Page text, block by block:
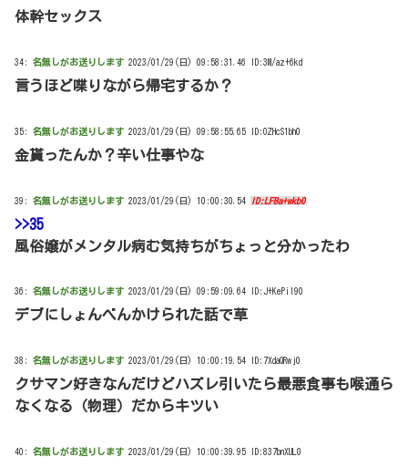
体幹セックス
34: 名無しがお送りします 2023/01/29(日) 09:58:31.46 ID:3M/az+6kd
言うほど喋りながら帰宅するか？
35: 名無しがお送りします 2023/01/29(日) 09:58:55.65 ID:OZHcS1bh0
金貰ったんか？辛い仕事やな
39: 名無しがお送りします 2023/01/29(日) 10:00:30.54 ID:LFBa+wkb0
>>35
風俗嬢がメンタル病む気持ちがちょっと分かったわ
36: 名無しがお送りします 2023/01/29(日) 09:59:09.64 ID:J+KePiI90
デブにしょんべんかけられた話で草
38: 名無しがお送りします 2023/01/29(日) 10:00:19.54 ID:7XdaQRwj0
クサマン好きなんだけどハズレ引いたら最悪食事も喉通ら
なくなる（物理）だからキツい
40: 名無しがお送りします 2023/01/29(日) 10:00:39.95 ID:837bnXUL0